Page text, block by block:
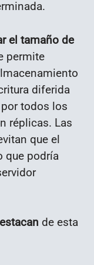
el tamaño de
permite
diferida
todos los
réplicas. Las
que el
que podría
de esta